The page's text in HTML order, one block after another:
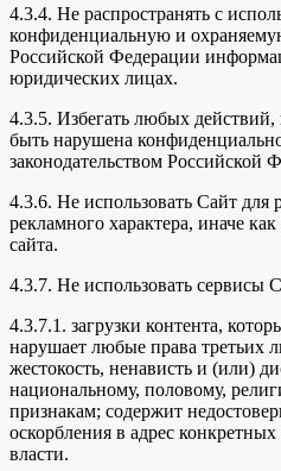
4.3.4. Не распространять с
конфиденциальную и
Российской Федерации
юридических лицах.
4.3.5. Избегать любых действий,
быть нарушена
законодательством
4.3.6. Не использовать Сайт
рекламного характера, иначе
сайта.
4.3.7. Не использовать сервисы
4.3.7.1. загрузки контента,
нарушает любые права третьих
жестокость, ненависть и (или)
национальному, половому,
признакам; содержит
оскорбления в адрес
власти.